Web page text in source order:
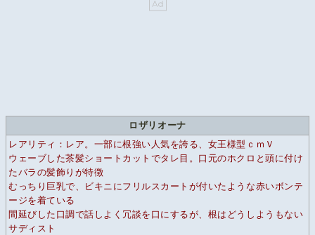
ロザリオーナ
レアリティ：レア。一部に根強い人気を誇る、女王様型ｃｍＶ
ウェーブした茶髪ショートカットでタレ目。口元のホクロと頭に付け
たバラの髪飾りが特徴
むっちり巨乳で、ビキニにフリルスカートが付いたような赤いボンテ
ージを着ている
間延びした口調で話しよく冗談を口にするが、根はどうしようもない
サディスト